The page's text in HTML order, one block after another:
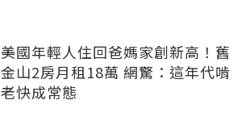
美國年輕人住回爸媽家創新高！舊
金山2房月租18萬 網驚：這年代啃
老快成常態